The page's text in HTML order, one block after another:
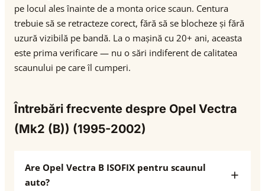
pe locul ales înainte de a monta orice scaun. Centura
trebuie să se retracteze corect, fără să se blocheze și fără
uzură vizibilă pe bandă. La o mașină cu 20+ ani, aceasta
este prima verificare — nu o sări indiferent de calitatea
scaunului pe care îl cumperi.
Întrebări frecvente despre Opel Vectra
(Mk2 (B)) (1995-2002)
Are Opel Vectra B ISOFIX pentru scaunul
auto?